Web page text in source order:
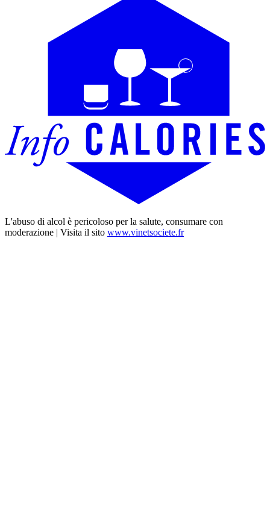
L'abuso di alcol è pericoloso per la salute, consumare con
moderazione | Visita il sito www.vinetsociete.fr